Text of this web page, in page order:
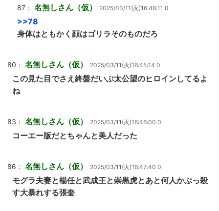
87： 名無しさん（仮） 2025/03/11(火)16:48:11 0
>>78
身体はともかく顔はゴリラそのものだろ
80： 名無しさん（仮） 2025/03/11(火)16:45:14 0
この見た目でさえ終盤だいぶ太公望のヒロインしてるよ
ね
83： 名無しさん（仮） 2025/03/11(火)16:46:00 0
コーエー版だとちゃんと美人だった
86： 名無しさん（仮） 2025/03/11(火)16:47:40 0
モグラ夫妻と楊任と武成王と崇黒虎とあと何人かぶっ殺
す大暴れする張奎